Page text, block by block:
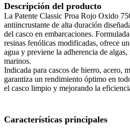
Descripción del producto
La Patente Classic Proa Rojo Oxido
antiincrustante de alta duración
del casco en embarcaciones.
resinas fenólicas modificadas, ofrece
agua y previene la adherencia de
marinos.
Indicada para cascos de hierro, acero,
garantiza un rendimiento óptimo en
el casco limpio y mejorando la
Características principales